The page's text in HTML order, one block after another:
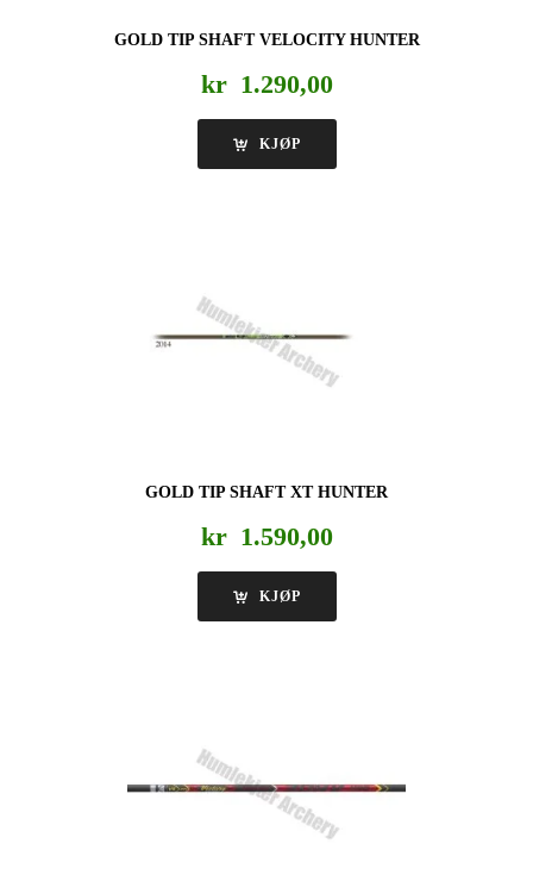
GOLD TIP SHAFT VELOCITY HUNTER
kr 1.290,00
KJØP
GOLD TIP SHAFT XT HUNTER
kr 1.590,00
KJØP